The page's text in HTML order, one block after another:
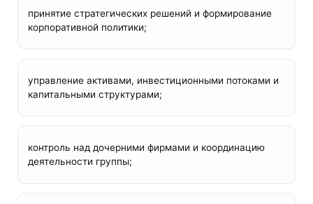
принятие стратегических решений и формирование
корпоративной политики;
управление активами, инвестиционными потоками и
капитальными структурами;
контроль над дочерними фирмами и координацию
деятельности группы;